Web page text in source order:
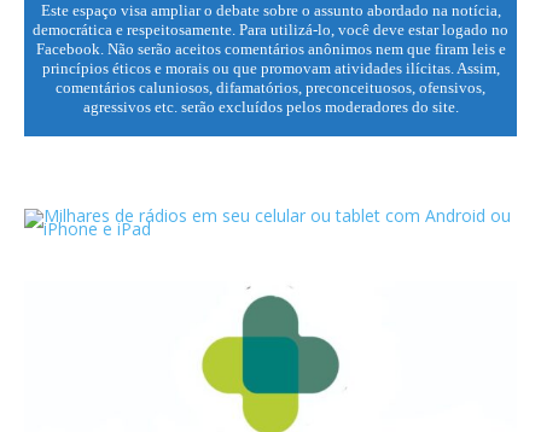
Este espaço visa ampliar o debate sobre o assunto abordado na notícia,
democrática e respeitosamente. Para utilizá-lo, você deve estar logado no
Facebook. Não serão aceitos comentários anônimos nem que firam leis e
princípios éticos e morais ou que promovam atividades ilícitas. Assim,
comentários caluniosos, difamatórios, preconceituosos, ofensivos,
agressivos etc. serão excluídos pelos moderadores do site.